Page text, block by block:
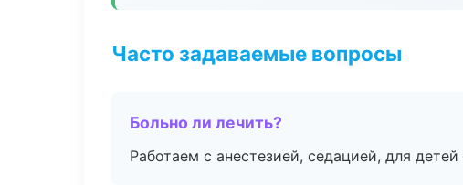
Часто задаваемые вопросы
Больно ли лечить?
Работаем с анестезией, седацией, для